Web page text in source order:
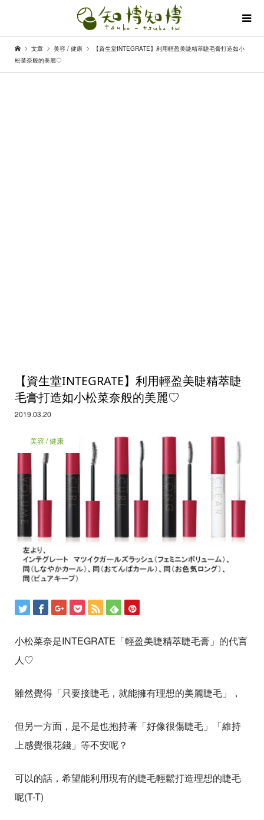
文章 美容 / 健康
【資生堂INTEGRATE】利用輕盈美睫精萃睫毛膏打造如小
松菜奈般的美麗♡
【資生堂INTEGRATE】利用輕盈美睫精萃睫
毛膏打造如小松菜奈般的美麗♡
2019.03.20
美容 / 健康
小松菜奈是INTEGRATE「輕盈美睫精萃睫毛膏」的代言
人♡
雖然覺得「只要接睫毛，就能擁有理想的美麗睫毛」，
但另一方面，是不是也抱持著「好像很傷睫毛」「維持
上感覺很花錢」等不安呢？
可以的話，希望能利用現有的睫毛輕鬆打造理想的睫毛
呢(T-T)